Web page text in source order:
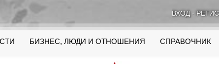
ВХОД·
БИЗНЕС, ЛЮДИ И ОТНОШЕНИЯ СПРАВОЧНИК